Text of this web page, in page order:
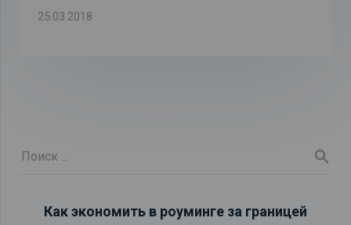
25.03.2018
Как экономить в роуминге за границей